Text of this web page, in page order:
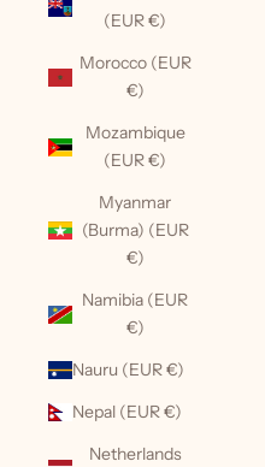
(EUR €)
Morocco (EUR
€)
Mozambique
(EUR €)
Myanmar
(Burma) (EUR
€)
Namibia (EUR
€)
Nauru (EUR €)
Nepal (EUR €)
Netherlands